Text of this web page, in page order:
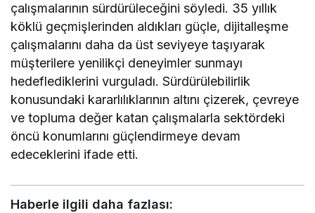
çalışmalarının sürdürüleceğini söyledi. 35 yıllık
köklü geçmişlerinden aldıkları güçle, dijitalleşme
çalışmalarını daha da üst seviyeye taşıyarak
müşterilere yenilikçi deneyimler sunmayı
hedeflediklerini vurguladı. Sürdürülebilirlik
konusundaki kararlılıklarının altını çizerek, çevreye
ve topluma değer katan çalışmalarla sektördeki
öncü konumlarını güçlendirmeye devam
edeceklerini ifade etti.
Haberle ilgili daha fazlası: